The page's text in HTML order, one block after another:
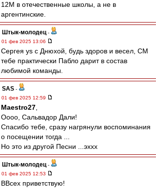
12М в отечественные школы, а не в
аргентинские.
Штык-молодец -
01 фев 2025 13:06
Сергея ys с Днюхой, будь здоров и весел, СМ
тебе практически Пабло дарит в состав
любимой команды.
SAS -
01 фев 2025 12:59
Maestro27
Оооо, Сальвадор Дали!
Спасибо тебе, сразу нагрянули воспоминания
о посещении тогда ...
Но это из другой Песни ...эххх
Штык-молодец -
01 фев 2025 12:53
ВВсех приветствую!